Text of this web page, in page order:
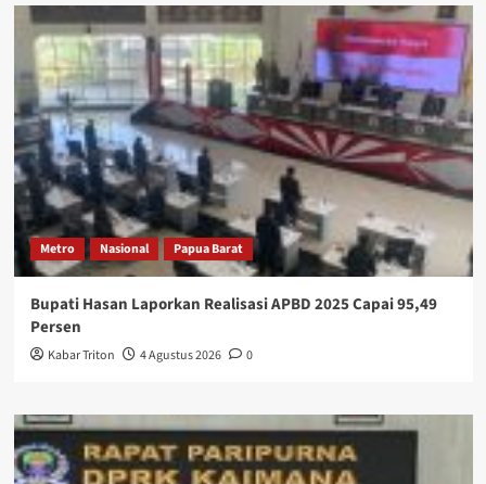
Metro Nasional Papua Barat
Bupati Hasan Laporkan Realisasi APBD 2025 Capai 95,49
Persen
Kabar Triton 4 Agustus 2026 0